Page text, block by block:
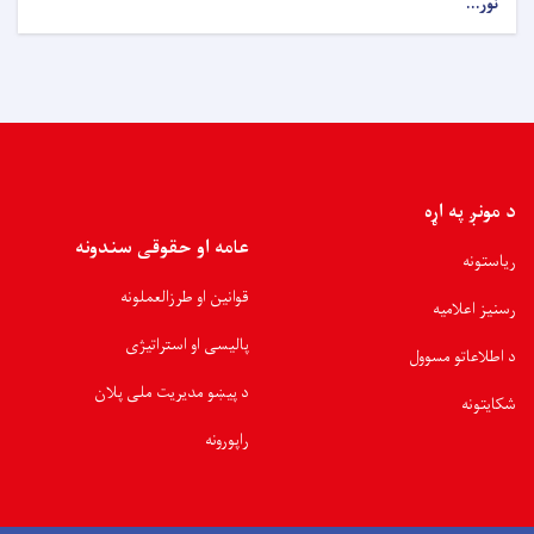
د مونږ په اړه
ریاستونه
رسنیز اعلامیه
د اطلاعاتو مسوول
شکایتونه
عامه او حقوقی سندونه
قوانین او طرزالعملونه
پالیسی او استراتیژی
د پیښو مدیریت ملی پلان
راپورونه